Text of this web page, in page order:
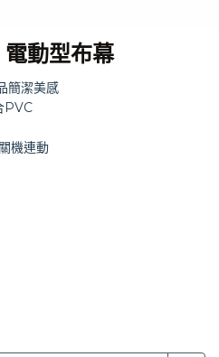
動型布幕
簡潔美感
PVC
機連動